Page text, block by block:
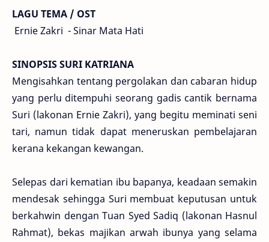
LAGU TEMA / OST
Ernie Zakri - Sinar Mata Hati
SINOPSIS SURI KATRIANA
Mengisahkan tentang pergolakan dan cabaran hidup
yang perlu ditempuhi seorang gadis cantik bernama
Suri (lakonan Ernie Zakri), yang begitu meminati seni
tari, namun tidak dapat meneruskan pembelajaran
kerana kekangan kewangan.
Selepas dari kematian ibu bapanya, keadaan semakin
mendesak sehingga Suri membuat keputusan untuk
berkahwin dengan Tuan Syed Sadiq (lakonan Hasnul
Rahmat), bekas majikan arwah ibunya yang selama